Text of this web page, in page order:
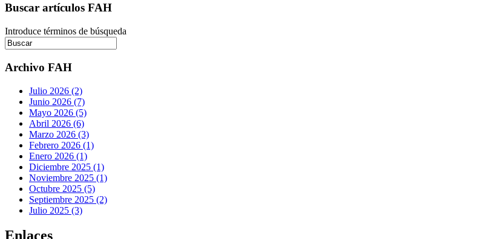
Buscar artículos FAH
Introduce términos de búsqueda
Archivo FAH
Julio 2026 (2)
Junio 2026 (7)
Mayo 2026 (5)
Abril 2026 (6)
Marzo 2026 (3)
Febrero 2026 (1)
Enero 2026 (1)
Diciembre 2025 (1)
Noviembre 2025 (1)
Octubre 2025 (5)
Septiembre 2025 (2)
Julio 2025 (3)
Enlaces